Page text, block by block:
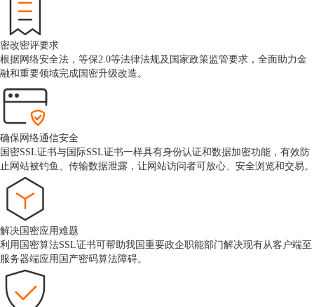
密改密评要求
根据网络安全法，等保2.0等法律法规及国家政策监管要求，全面助力金
融和重要领域完成国密升级改造。
确保网络通信安全
国密SSL证书与国际SSL证书一样具有身份认证和数据加密功能，有效防
止网站被钓鱼、传输数据泄露，让网站访问者可放心、安全浏览和交易。
解决国密应用难题
利用国密算法SSL证书可帮助我国重要政企职能部门解决现有从客户端至
服务器端应用国产密码算法障碍。